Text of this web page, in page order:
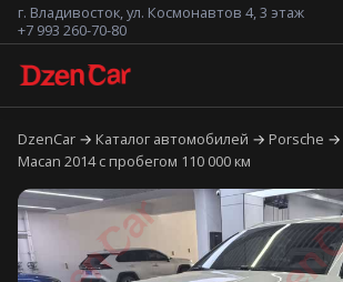
г. Владивосток, ул. Космонавтов 4, 3 этаж
+7 993 260-70-80
DzenCar Каталог автомобилей Porsche
Macan 2014 с пробегом 110 000 км